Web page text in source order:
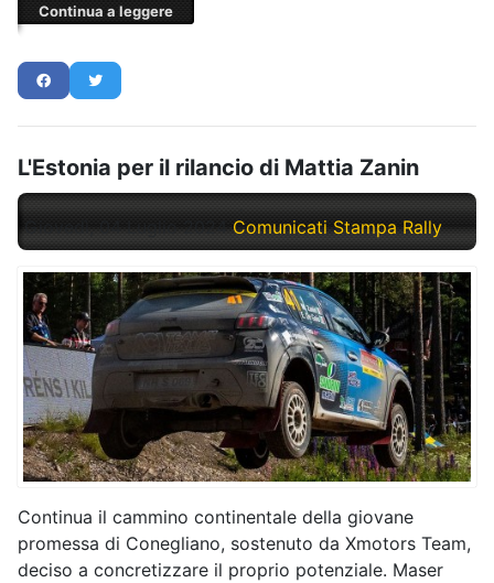
Continua a leggere
L'Estonia per il rilancio di Mattia Zanin
Giovedì, 04 Luglio 2024 Comunicati Stampa Rally
Continua il cammino continentale della giovane
promessa di Conegliano, sostenuto da Xmotors Team,
deciso a concretizzare il proprio potenziale. Maser